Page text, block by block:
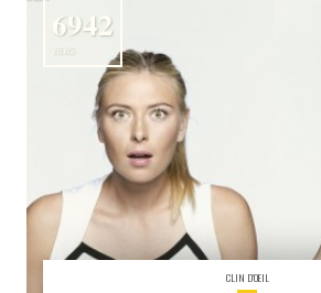
6942
VIEWS
CLIN D'OEIL